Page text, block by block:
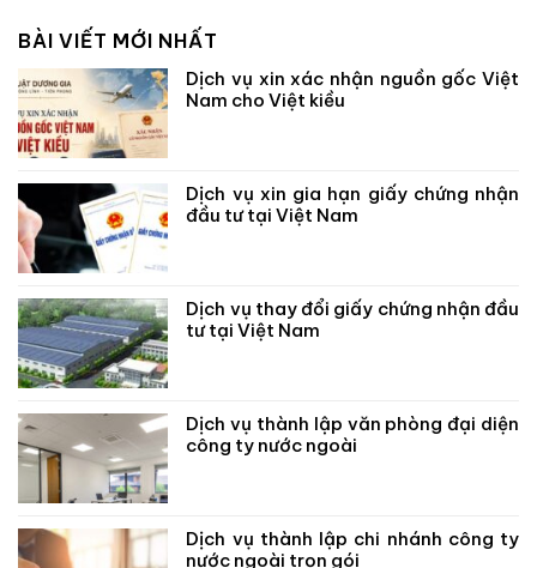
BÀI VIẾT MỚI NHẤT
Dịch vụ xin xác nhận nguồn gốc Việt
Nam cho Việt kiều
Dịch vụ xin gia hạn giấy chứng nhận
đầu tư tại Việt Nam
Dịch vụ thay đổi giấy chứng nhận đầu
tư tại Việt Nam
Dịch vụ thành lập văn phòng đại diện
công ty nước ngoài
Dịch vụ thành lập chi nhánh công ty
nước ngoài trọn gói